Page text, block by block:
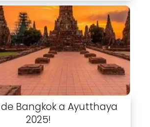
de Bangkok a Ayutthaya
2025!